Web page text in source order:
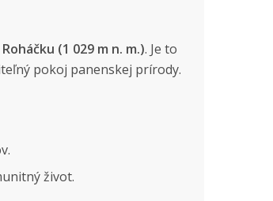
Roháčku (1 029 m n. m.). Je to
pokoj panenskej prírody.
život.